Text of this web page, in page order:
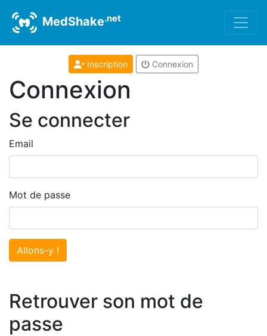
MedShake.net
Inscription Connexion
Connexion
Se connecter
Email
Mot de passe
Allons-y !
Retrouver son mot de
passe